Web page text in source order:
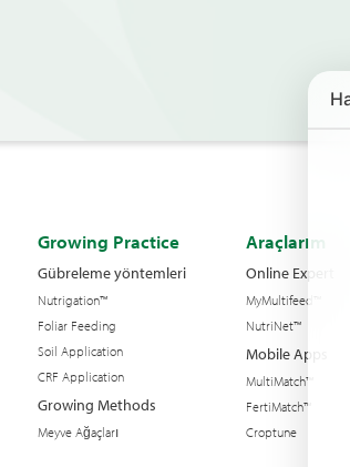
Growing Practice
Gübreleme yöntemleri
Nutrigation™
Foliar Feeding
Soil Application
CRF Application
Growing Methods
Meyve Ağaçları
Araçlarım
Online Expert
MyMultifeed™
NutriNet™
Mobile Apps
MultiMatch™
FertiMatch™
Croptune